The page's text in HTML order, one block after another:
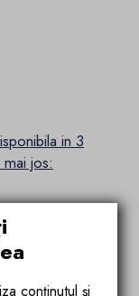
in 3
jos:
conținutul și